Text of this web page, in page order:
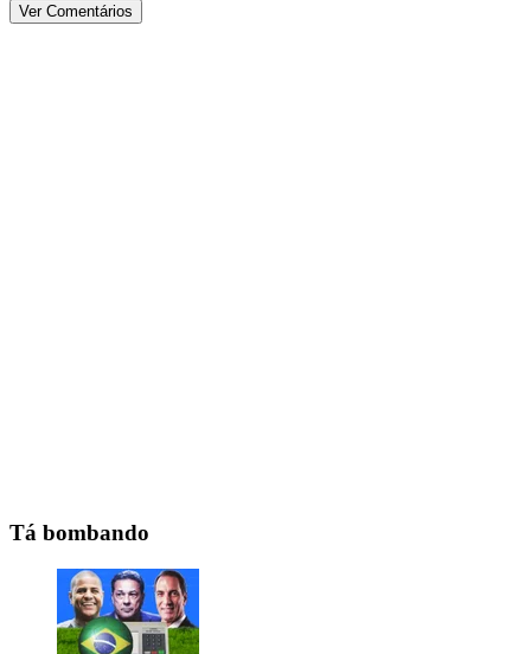
Ver Comentários
Tá bombando